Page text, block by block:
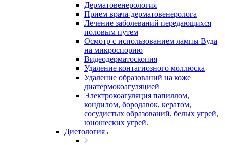
Дерматовенерология
Прием врача-дерматовенеролога
Лечение заболеваний передающихся
половым путем
Осмотр с использованием лампы Вуда
на микроспорию
Видеодерматоскопия
Удаление контагиозного моллюска
Удаление образований на коже
диатермокоагуляцией
Электрокоагуляция папиллом,
кондилом, бородавок, кератом,
сосудистых образований, белых угрей,
юношеских угрей.
Диетология